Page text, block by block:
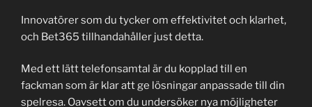
Innovatörer som du tycker om effektivitet och klarhet,
och Bet365 tillhandahåller just detta.
Med ett lätt telefonsamtal är du kopplad till en
fackman som är klar att ge lösningar anpassade till din
spelresa. Oavsett om du undersöker nya möjligheter